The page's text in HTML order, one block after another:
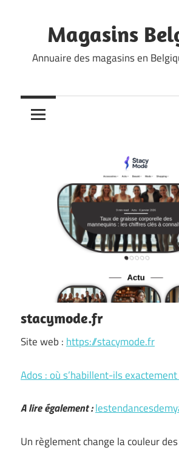
contentMagasins
Annuaire des magasins en
stacymode.fr
Site web : https://stacymode.fr
Ados : où s’habillent-ils
A lire également :
Un règlement change la couleur